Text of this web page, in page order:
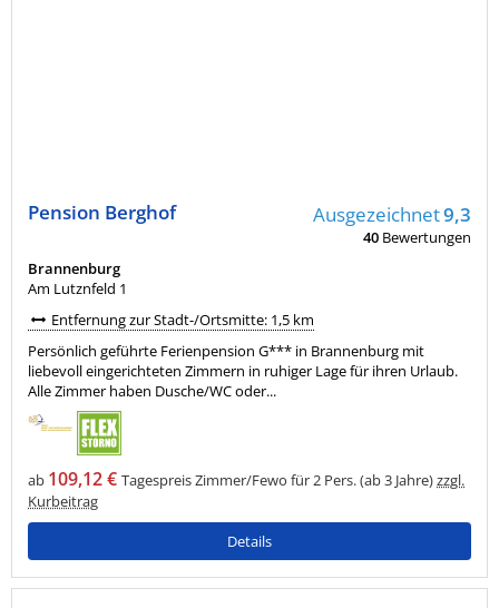
Pension Berghof Ausgezeichnet9,3
40 Bewertungen
Brannenburg
Am Lutznfeld 1
Entfernung zur Stadt-/Ortsmitte: 1,5 km
Persönlich geführte Ferienpension G*** in Brannenburg mit
liebevoll eingerichteten Zimmern in ruhiger Lage für ihren Urlaub.
Alle Zimmer haben Dusche/WC oder...
ab 109,12 € Tagespreis Zimmer/Fewo für 2 Pers. (ab 3 Jahre)zzgl.
Kurbeitrag
Details